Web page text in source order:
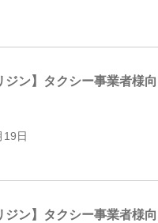
ジン】タクシー事業者
19日
ジン】タクシー事業者